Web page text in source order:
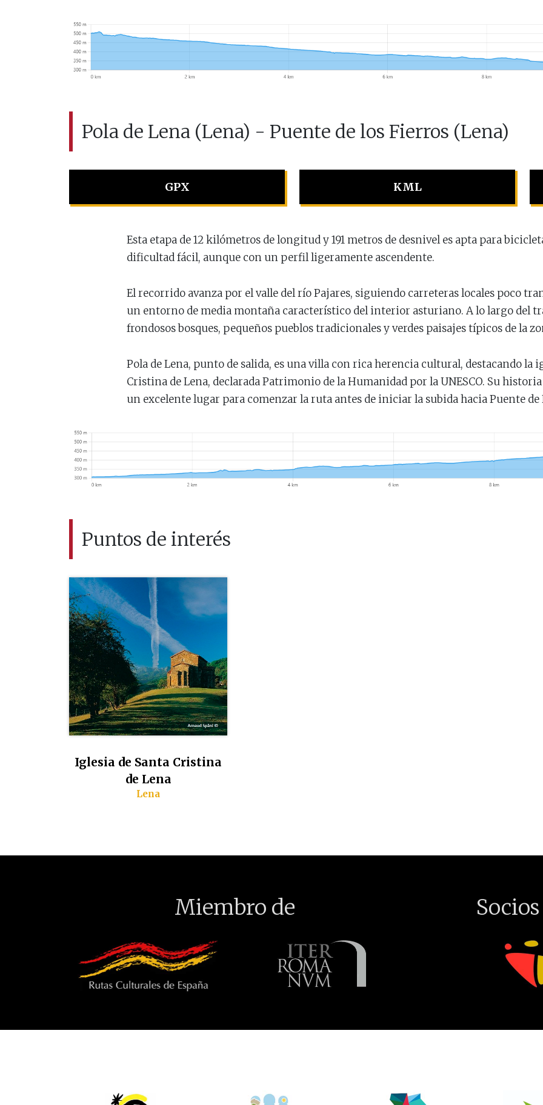
Pola de Lena (Lena) - Puente de los Fierros (Lena)
GPX KML
Esta etapa de 12 kilómetros de longitud y 191 metros de desnivel es apta para
dificultad fácil, aunque con un perfil ligeramente ascendente.
El recorrido avanza por el valle del río Pajares, siguiendo carreteras locales poco
un entorno de media montaña característico del interior asturiano. A lo largo del
frondosos bosques, pequeños pueblos tradicionales y verdes paisajes típicos de la
Pola de Lena, punto de salida, es una villa con rica herencia cultural, destacando la
Cristina de Lena, declarada Patrimonio de la Humanidad por la UNESCO. Su
un excelente lugar para comenzar la ruta antes de iniciar la subida hacia Puente de
Puntos de interés
Iglesia de Santa Cristina
de Lena
Lena
Miembro de